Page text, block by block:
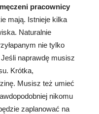
pracownicy
mają. Istnieje kilka
Naturalnie
nie tylko
naprawdę musisz
Krótka,
Musisz też umieć
nikomu
zaplanować na